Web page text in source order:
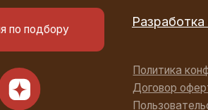
Договор оферты
Политика конфеденциальности
Пользовательское соглашение